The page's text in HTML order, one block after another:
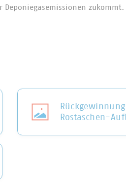
Deponiegasemissionen zukommt.
Rostaschen-